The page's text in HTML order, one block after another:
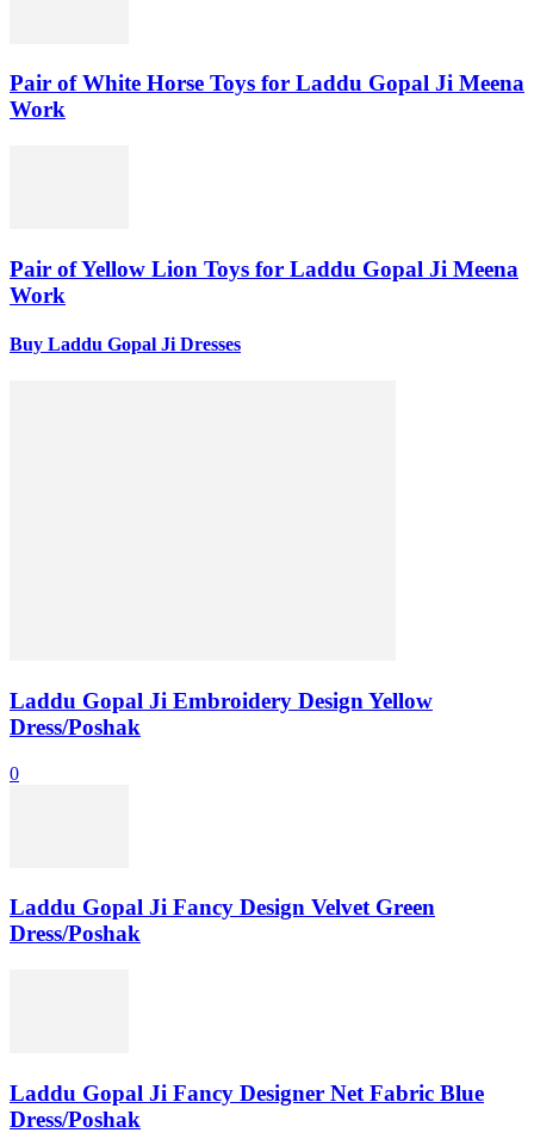
Pair of White Horse Toys for Laddu Gopal Ji Meena
Work
Pair of Yellow Lion Toys for Laddu Gopal Ji Meena
Work
Buy Laddu Gopal Ji Dresses
Laddu Gopal Ji Embroidery Design Yellow
Dress/Poshak
0
Laddu Gopal Ji Fancy Design Velvet Green
Dress/Poshak
Laddu Gopal Ji Fancy Designer Net Fabric Blue
Dress/Poshak